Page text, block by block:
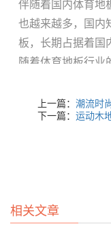
伴随着国内体育地
也越来越多，国内
板，长期占据着国
随着体育地板行业
帮你总结一下全
上一篇： 潮流时
下一篇： 运动木
相关文章